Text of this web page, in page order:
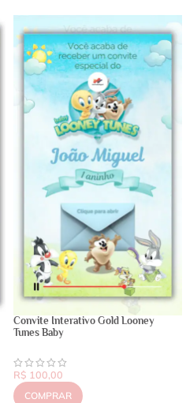
Convite Interativo Gold Looney
Tunes Baby
R$ 100,00
COMPRAR